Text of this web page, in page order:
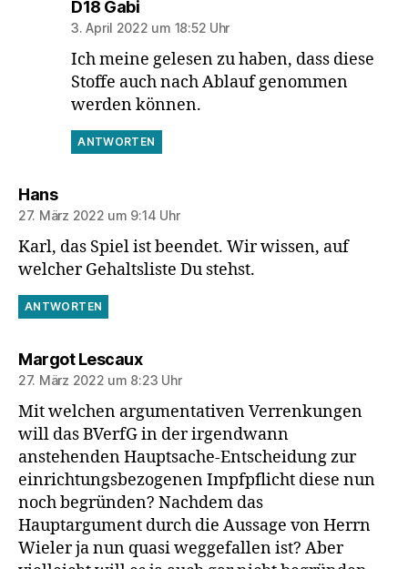
D18 Gabisagt:
3. April 2022 um 18:52 Uhr
Ich meine gelesen zu haben, dass diese
Stoffe auch nach Ablauf genommen
werden können.
ANTWORTEN
Hanssagt:
27. März 2022 um 9:14 Uhr
Karl, das Spiel ist beendet. Wir wissen, auf
welcher Gehaltsliste Du stehst.
ANTWORTEN
Margot Lescauxsagt:
27. März 2022 um 8:23 Uhr
Mit welchen argumentativen Verrenkungen
will das BVerfG in der irgendwann
anstehenden Hauptsache-Entscheidung zur
einrichtungsbezogenen Impfpflicht diese nun
noch begründen? Nachdem das
Hauptargument durch die Aussage von Herrn
Wieler ja nun quasi weggefallen ist? Aber